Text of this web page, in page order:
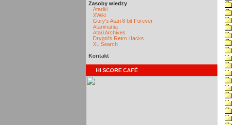
Zasoby wiedzy
Atariki
XWiki
Gury's Atari 8-bit Forever
Atarimania
Atari Archives
Drygol's Retro Hacks
XL Search
Kontakt
HI SCORE CAFÉ